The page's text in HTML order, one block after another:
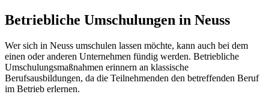
Betriebliche Umschulungen in Neuss
Wer sich in Neuss umschulen lassen möchte, kann auch bei dem
einen oder anderen Unternehmen fündig werden. Betriebliche
Umschulungsmaßnahmen erinnern an klassische
Berufsausbildungen, da die Teilnehmenden den betreffenden Beruf
im Betrieb erlernen.